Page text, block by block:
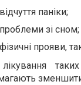
відчуття паніки;
проблеми зі сном;
фізичні прояви,
зменшити